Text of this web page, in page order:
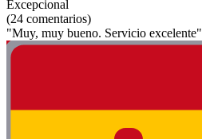
Excepcional
(24 comentarios)
"Muy, muy bueno. Servicio excelente"